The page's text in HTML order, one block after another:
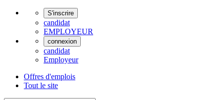
S'inscrire
candidat
EMPLOYEUR
connexion
candidat
Employeur
Offres d'emplois
Tout le site